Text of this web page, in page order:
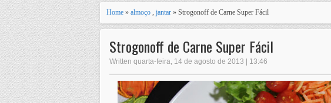
Home » almoço , jantar » Strogonoff de Carne Super Fácil
Strogonoff de Carne Super Fácil
Written quarta-feira, 14 de agosto de 2013 | 13:46